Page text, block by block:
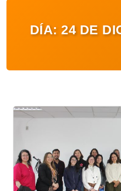
ENTRETENIMIENTO Y
AUDIOS
GALERIA DE FOTOS
DÍA: 24 DE